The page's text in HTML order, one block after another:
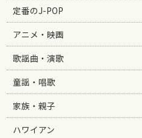
定番のJ-POP
アニメ・映画
歌謡曲・演歌
童謡・唱歌
家族・親子
ハワイアン